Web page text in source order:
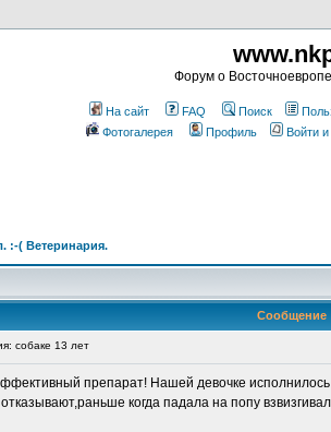
Форум о
На сайт FAQ Поиск
Фотогалерея
Профиль Войти
:-( Ветеринария.
Сообщение
собаке 13 лет
препарат! Нашей девочке
когда падала на попу